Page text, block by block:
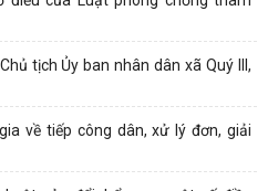
tịch Ủy ban nhân dân xã Quý III,
về tiếp công dân, xử lý đơn, giải